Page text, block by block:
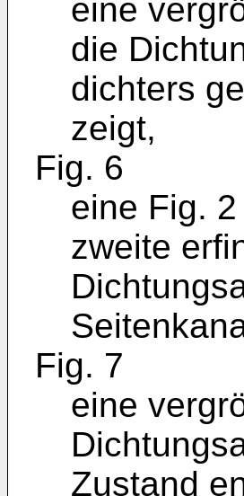
eine
die
dichters
zeigt,
Fig. 6
eine Fig.
zweite
Fig. 7
eine
Zustand